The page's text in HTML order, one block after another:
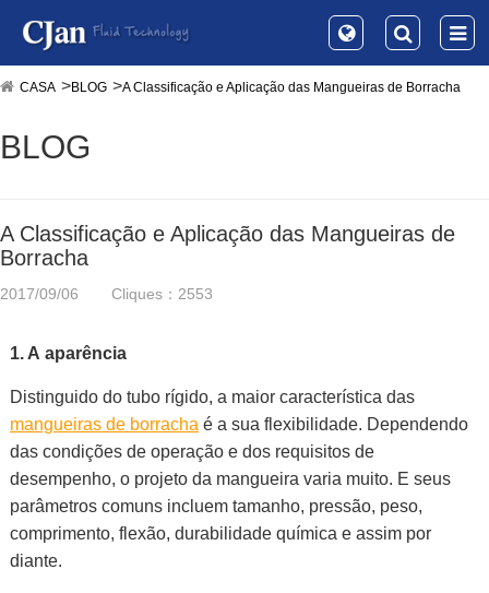
CASA BLOG A Classificação e Aplicação das Mangueiras de Borracha
BLOG
A Classificação e Aplicação das Mangueiras de
Borracha
2017/09/06 Cliques：2553
1. A aparência
Distinguido do tubo rígido, a maior característica das
mangueiras de borracha é a sua flexibilidade. Dependendo
das condições de operação e dos requisitos de
desempenho, o projeto da mangueira varia muito. E seus
parâmetros comuns incluem tamanho, pressão, peso,
comprimento, flexão, durabilidade química e assim por
diante.